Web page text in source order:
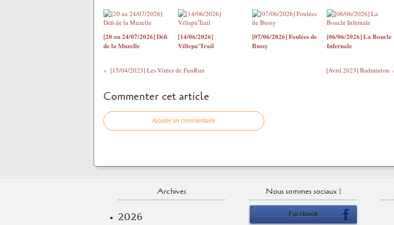
[20 au 24/07/2026] Défi
de la Muzelle
[14/06/2026]
Villepa'Trail
[07/06/2026] Foulées de
Bussy
[06/06/2026] La Boucle
Infernale
[15/04/2023] Les Virées de FunRun [Avril 2023] Badminton
Commenter cet article
Ajouter un commentaire
Archives
2026
Nous sommes sociaux !
Facebook